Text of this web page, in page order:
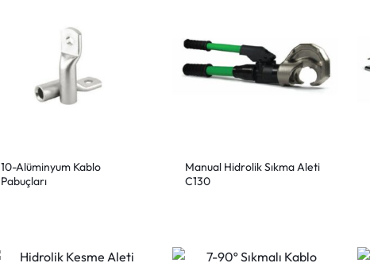
10-Alüminyum Kablo
Pabuçları
Manual Hidrolik Sıkma Aleti
C130